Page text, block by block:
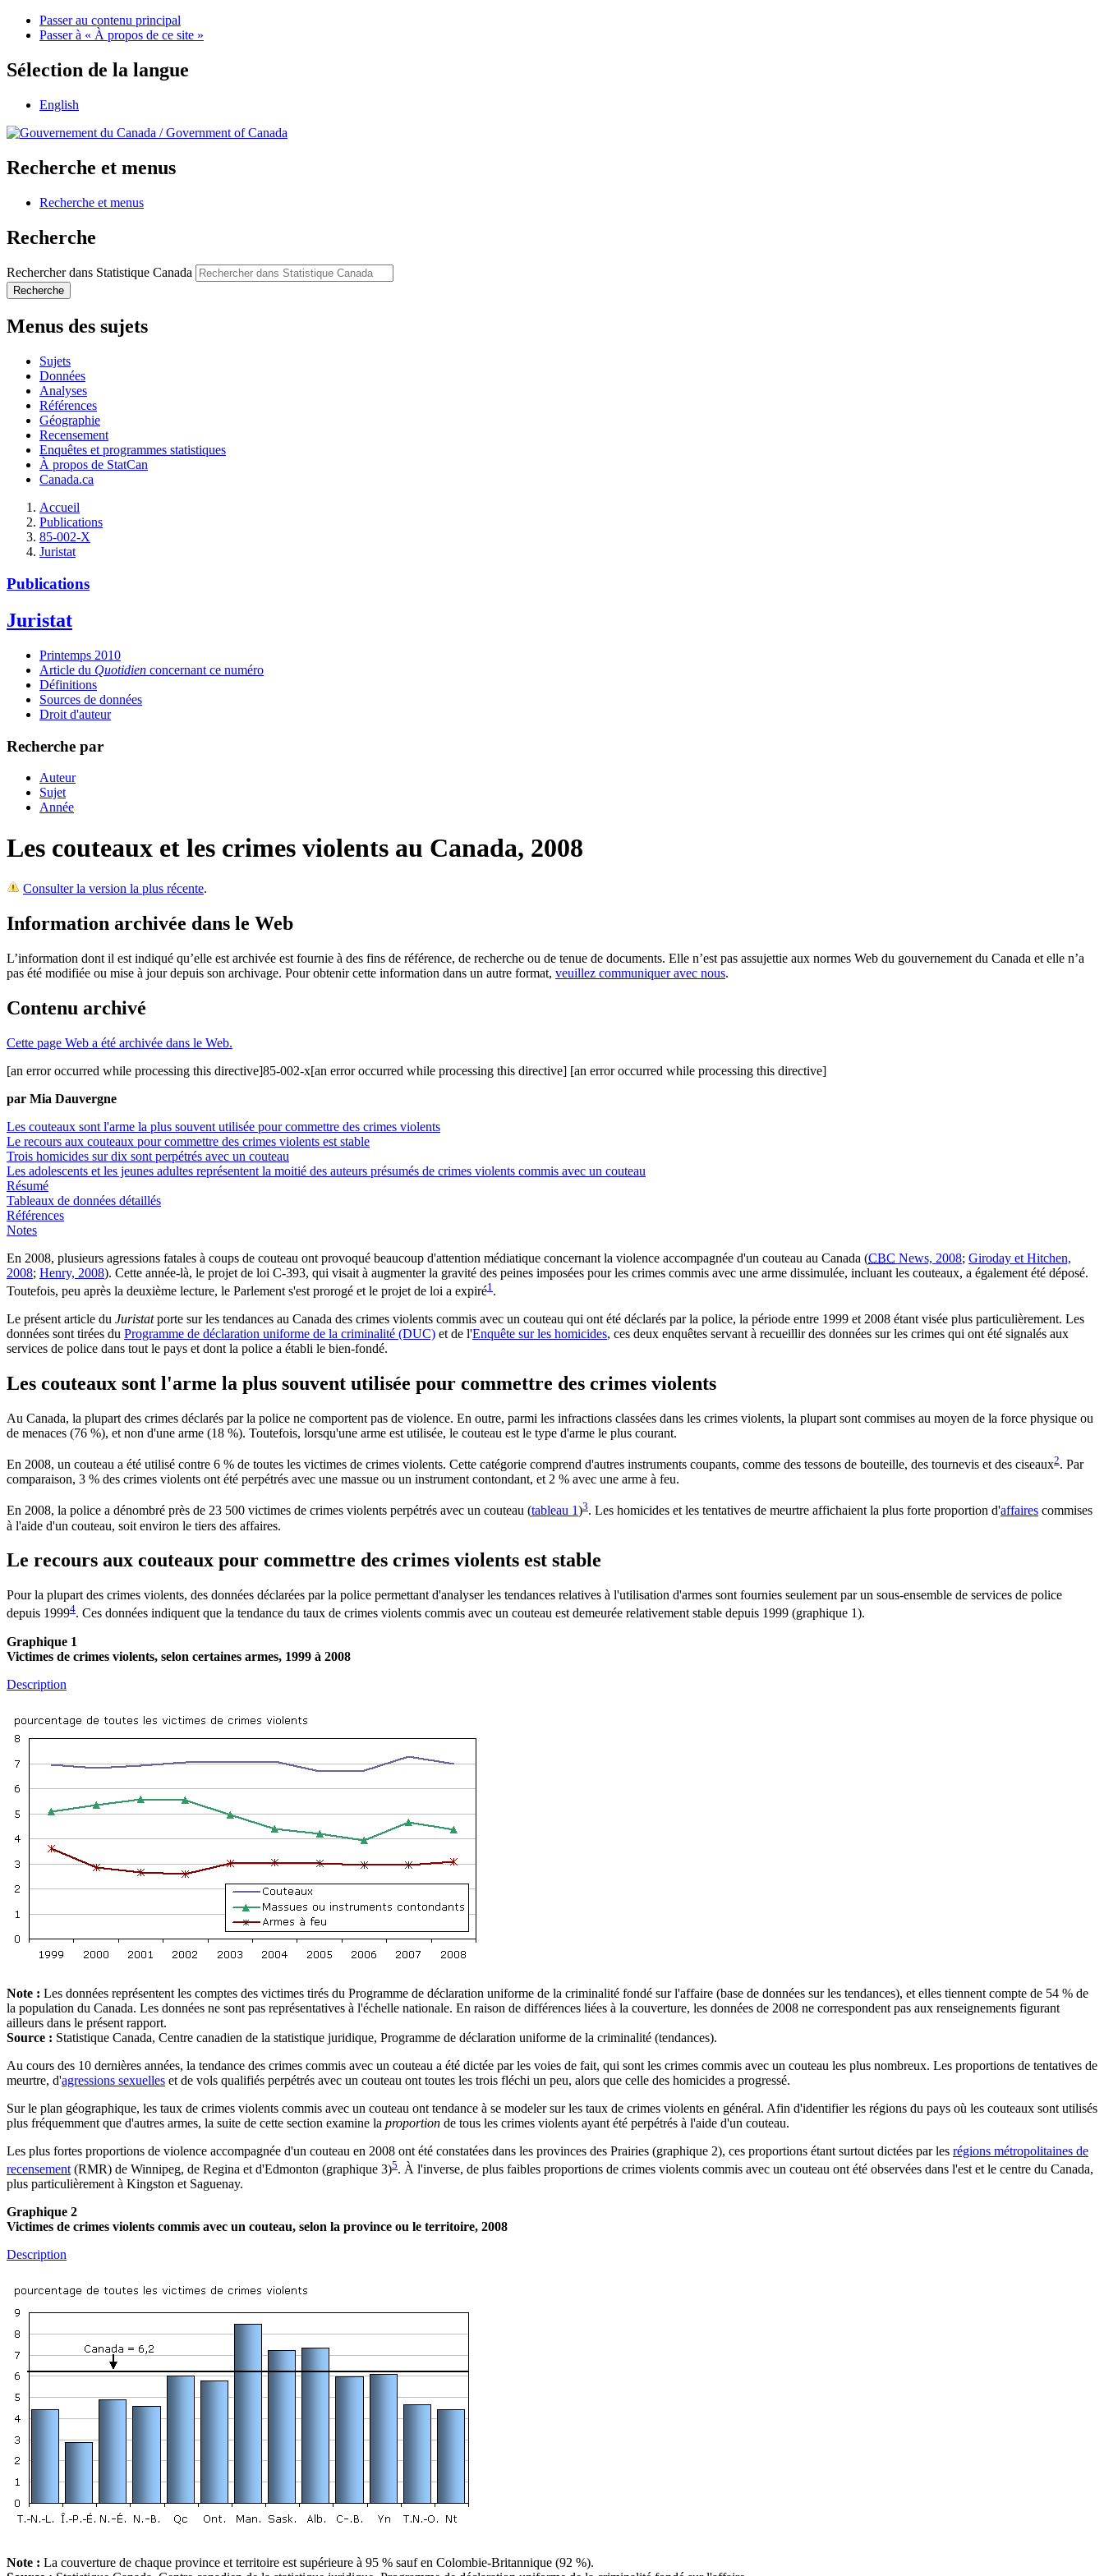
Passer au contenu principal
Passer à « À propos de ce site »
Sélection de la langue
English
/Government of Canada
Recherche et menus
Recherche et menus
Recherche
Rechercher dans Statistique Canada
Recherche
Menus des sujets
Sujets
Données
Analyses
Références
Géographie
Recensement
Enquêtes et programmes statistiques
À propos de StatCan
Canada.ca
Accueil
Publications
85-002-X
Juristat
Publications
Juristat
Printemps 2010
Article du Quotidien concernant ce numéro
Définitions
Sources de données
Droit d'auteur
Recherche par
Auteur
Sujet
Année
Les couteaux et les crimes violents au Canada, 2008
Consulter la version la plus récente.
Information archivée dans le Web
L’information dont il est indiqué qu’elle est archivée est fournie à des fins de référence, de recherche ou de tenue de documents. Elle n’est pas assujettie aux normes Web du gouvernement du Canada et elle n’a
pas été modifiée ou mise à jour depuis son archivage. Pour obtenir cette information dans un autre format, veuillez communiquer avec nous.
Contenu archivé
Cette page Web a été archivée dans le Web.
[an error occurred while processing this directive]85-002-x[an error occurred while processing this directive] [an error occurred while processing this directive]
par Mia Dauvergne
Les couteaux sont l'arme la plus souvent utilisée pour commettre des crimes violents
Le recours aux couteaux pour commettre des crimes violents est stable
Trois homicides sur dix sont perpétrés avec un couteau
Les adolescents et les jeunes adultes représentent la moitié des auteurs présumés de crimes violents commis avec un couteau
Résumé
Tableaux de données détaillés
Références
Notes
En 2008, plusieurs agressions fatales à coups de couteau ont provoqué beaucoup d'attention médiatique concernant la violence accompagnée d'un couteau au Canada (CBC News, 2008; Giroday et Hitchen,
2008; Henry, 2008). Cette année-là, le projet de loi C-393, qui visait à augmenter la gravité des peines imposées pour les crimes commis avec une arme dissimulée, incluant les couteaux, a également été déposé.
Toutefois, peu après la deuxième lecture, le Parlement s'est prorogé et le projet de loi a expiré1 .
Le présent article du Juristatporte sur les tendances au Canada des crimes violents commis avec un couteau qui ont été déclarés par la police, la période entre 1999 et 2008 étant visée plus particulièrement. Les
données sont tirées du Programme de déclaration uniforme de la criminalité (DUC) et de l'Enquête sur les homicides, ces deux enquêtes servant à recueillir des données sur les crimes qui ont été signalés aux
services de police dans tout le pays et dont la police a établi le bien-fondé.
Les couteaux sont l'arme la plus souvent utilisée pour commettre des crimes violents
Au Canada, la plupart des crimes déclarés par la police ne comportent pas de violence. En outre, parmi les infractions classées dans les crimes violents, la plupart sont commises au moyen de la force physique ou
de menaces (76 %), et non d'une arme (18 %). Toutefois, lorsqu'une arme est utilisée, le couteau est le type d'arme le plus courant.
En 2008, un couteau a été utilisé contre 6 % de toutes les victimes de crimes violents. Cette catégorie comprend d'autres instruments coupants, comme des tessons de bouteille, des tournevis et des ciseaux2. Par
comparaison, 3 % des crimes violents ont été perpétrés avec une massue ou un instrument contondant, et 2 % avec une arme à feu.
En 2008, la police a dénombré près de 23 500 victimes de crimes violents perpétrés avec un couteau (tableau 1)3. Les homicides et les tentatives de meurtre affichaient la plus forte proportion d'affaires commises
à l'aide d'un couteau, soit environ le tiers des affaires.
Le recours aux couteaux pour commettre des crimes violents est stable
Pour la plupart des crimes violents, des données déclarées par la police permettant d'analyser les tendances relatives à l'utilisation d'armes sont fournies seulement par un sous-ensemble de services de police
depuis 19994. Ces données indiquent que la tendance du taux de crimes violents commis avec un couteau est demeurée relativement stable depuis 1999 (graphique 1).
Graphique 1
Victimes de crimes violents, selon certaines armes, 1999 à 2008
Description
Note : Les données représentent les comptes des victimes tirés du Programme de déclaration uniforme de la criminalité fondé sur l'affaire (base de données sur les tendances), et elles tiennent compte de 54 % de
la population du Canada. Les données ne sont pas représentatives à l'échelle nationale. En raison de différences liées à la couverture, les données de 2008 ne correspondent pas aux renseignements figurant
ailleurs dans le présent rapport.
Source : Statistique Canada, Centre canadien de la statistique juridique, Programme de déclaration uniforme de la criminalité (tendances).
Au cours des 10 dernières années, la tendance des crimes commis avec un couteau a été dictée par les voies de fait, qui sont les crimes commis avec un couteau les plus nombreux. Les proportions de tentatives de
meurtre, d'agressions sexuelles et de vols qualifiés perpétrés avec un couteau ont toutes les trois fléchi un peu, alors que celle des homicides a progressé.
Sur le plan géographique, les taux de crimes violents commis avec un couteau ont tendance à se modeler sur les taux de crimes violents en général. Afin d'identifier les régions du pays où les couteaux sont utilisés
plus fréquemment que d'autres armes, la suite de cette section examine la proportion de tous les crimes violents ayant été perpétrés à l'aide d'un couteau.
Les plus fortes proportions de violence accompagnée d'un couteau en 2008 ont été constatées dans les provinces des Prairies (graphique 2), ces proportions étant surtout dictées par les régions métropolitaines de
recensement (RMR) de Winnipeg, de Regina et d'Edmonton (graphique 3)5. À l'inverse, de plus faibles proportions de crimes violents commis avec un couteau ont été observées dans l'est et le centre du Canada,
plus particulièrement à Kingston et Saguenay.
Graphique 2
Victimes de crimes violents commis avec un couteau, selon la province ou le territoire, 2008
Description
Note : La couverture de chaque province et territoire est supérieure à 95 % sauf en Colombie-Britannique (92 %).